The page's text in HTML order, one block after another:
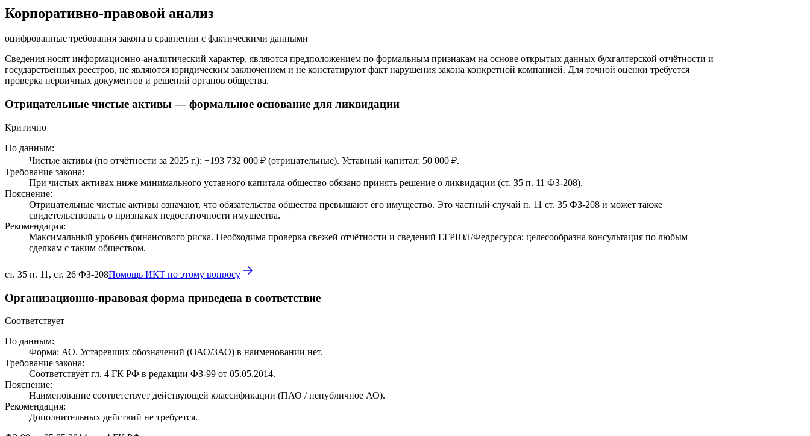
Корпоративно-правовой анализ
оцифрованные требования закона в сравнении с фактическими данными
Сведения носят информационно-аналитический характер, являются предположением по формальным признакам на основе открытых данных бухгалтерской отчётности и
государственных реестров, не являются юридическим заключением и не констатируют факт нарушения закона конкретной компанией. Для точной оценки требуется
проверка первичных документов и решений органов общества.
Отрицательные чистые активы — формальное основание для ликвидации
Критично
По данным:
Чистые активы (по отчётности за 2025 г.): −193 732 000 ₽ (отрицательные). Уставный капитал: 50 000 ₽.
Требование закона:
При чистых активах ниже минимального уставного капитала общество обязано принять решение о ликвидации (ст. 35 п. 11 ФЗ-208).
Пояснение:
Отрицательные чистые активы означают, что обязательства общества превышают его имущество. Это частный случай п. 11 ст. 35 ФЗ-208 и может также
свидетельствовать о признаках недостаточности имущества.
Рекомендация:
Максимальный уровень финансового риска. Необходима проверка свежей отчётности и сведений ЕГРЮЛ/Федресурса; целесообразна консультация по любым
сделкам с таким обществом.
ст. 35 п. 11, ст. 26 ФЗ-208Помощь ИКТ по этому вопросу
Организационно-правовая форма приведена в соответствие
Соответствует
По данным:
Форма: АО. Устаревших обозначений (ОАО/ЗАО) в наименовании нет.
Требование закона:
Соответствует гл. 4 ГК РФ в редакции ФЗ-99 от 05.05.2014.
Пояснение:
Наименование соответствует действующей классификации (ПАО / непубличное АО).
Рекомендация:
Дополнительных действий не требуется.